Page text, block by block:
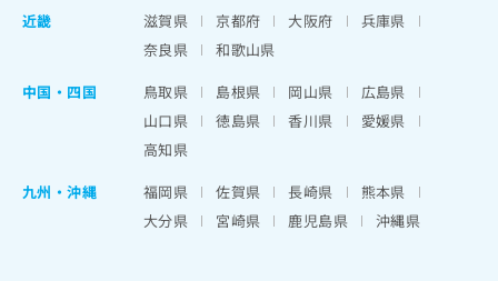
近畿
滋賀県 京都府 大阪府
兵庫県
奈良県
和歌山県
中国・四国
鳥取県 島根県 岡山県
広島県
山口県
徳島県 香川県
愛媛県
高知県
九州・沖縄
福岡県 佐賀県 長崎県
熊本県
大分県
宮崎県 鹿児島県 沖縄県